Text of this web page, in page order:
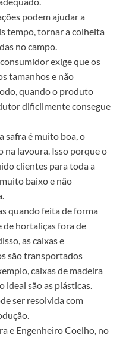
podem ajudar a
tempo, tornar a colheita
no campo.
exige que os
tamanhos e não
quando o produto
dificilmente consegue
safra é muito boa, o
na lavoura. Isso porque o
clientes para toda a
baixo e não
quando feita de forma
hortaliças fora de
as caixas e
são transportados
caixas de madeira
ideal são as plásticas.
ser resolvida com
e Engenheiro Coelho, no